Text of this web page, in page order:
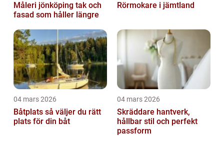
Måleri jönköping tak och
fasad som håller längre
Rörmokare i jämtland
04 mars 2026
Båtplats så väljer du rätt
plats för din båt
04 mars 2026
Skräddare hantverk,
hållbar stil och perfekt
passform